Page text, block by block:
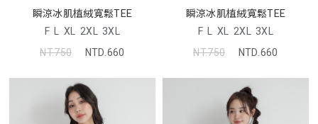
瞬涼冰肌植絨寬鬆TEE
F L XL 2XL 3XL
NT.750
NTD.660
瞬涼冰肌植絨寬鬆TEE
F L XL 2XL 3XL
NT.750
NTD.660